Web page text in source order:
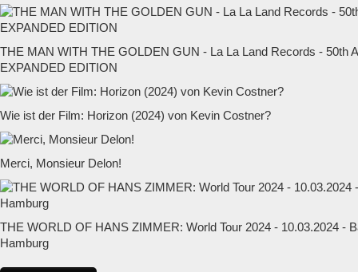
THE MAN WITH THE GOLDEN GUN - La La Land Records - 50th
EXPANDED EDITION
Wie ist der Film: Horizon (2024) von Kevin Costner?
Merci, Monsieur Delon!
THE WORLD OF HANS ZIMMER: World Tour 2024 - 10.03.2024 -
Hamburg